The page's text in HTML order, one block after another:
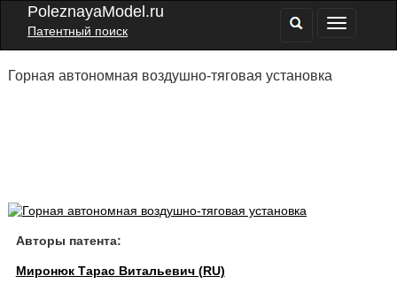
PoleznayaModel.ru
Патентный поиск
Горная автономная воздушно-тяговая установка
Авторы патента:
Миронюк Тарас Витальевич (RU)